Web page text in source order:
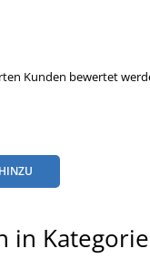
Kunden bewertet
in